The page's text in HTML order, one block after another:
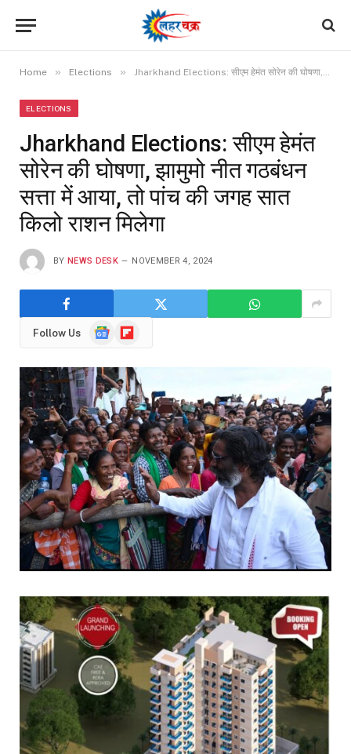
Home » Elections » Jharkhand Elections: सीएम हेमंत सोरेन की घोषणा, झामुमो नीत गठबंधन सत्ता में आया, तो पांच की जगह सात किलो राशन मिलेगा
ELECTIONS
Jharkhand Elections: सीएम हेमंत
सोरेन की घोषणा, झामुमो नीत गठबंधन
सत्ता में आया, तो पांच की जगह सात
किलो राशन मिलेगा
BY NEWS DESK NOVEMBER 4, 2024
Follow Us
GoogleFlipboard